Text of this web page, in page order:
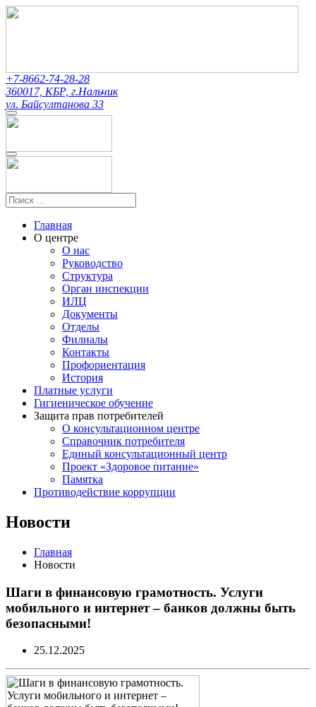
+7-8662-74-28-28
360017, КБР, г.Нальчик
ул. Байсултанова 33
Главная
О центре
О нас
Руководство
Структура
Орган инспекции
ИЛЦ
Документы
Отделы
Филиалы
Контакты
Профориентация
История
Платные услуги
Гигиеническое обучение
Защита прав потребителей
О консультационном центре
Справочник потребителя
Единый консультационный центр
Проект «Здоровое питание»
Памятка
Противодействие коррупции
Новости
Главная
Новости
Шаги в финансовую грамотность. Услуги
мобильного и интернет – банков должны быть
безопасными!
25.12.2025